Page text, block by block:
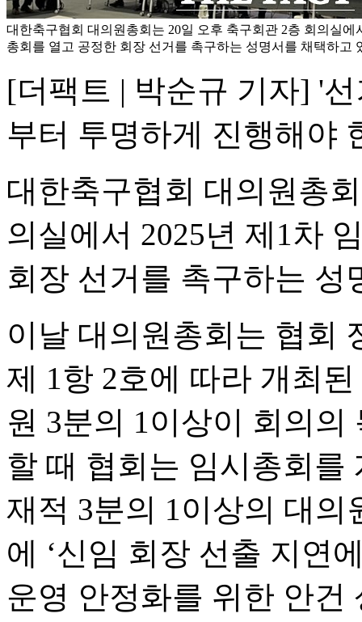
대한축구협회 대의원총회는 20일 오후 축구회관 2층 회의실에
총회를 열고 공정한 회장 선거를 촉구하는 성명서를 채택하고
[더팩트 | 박순규 기자] '
부터 투명하게 진행해야
대한축구협회 대의원총
의실에서 2025년 제1차
회장 선거를 촉구하는 성
이날 대의원총회는 협회
제 1항 2호에 따라 개최
원 3분의 1이상이 회의
할 때 협회는 임시총회를
재적 3분의 1이상의 대의
에 ‘신임 회장 선출 지연
운영 안정화를 위한 안건